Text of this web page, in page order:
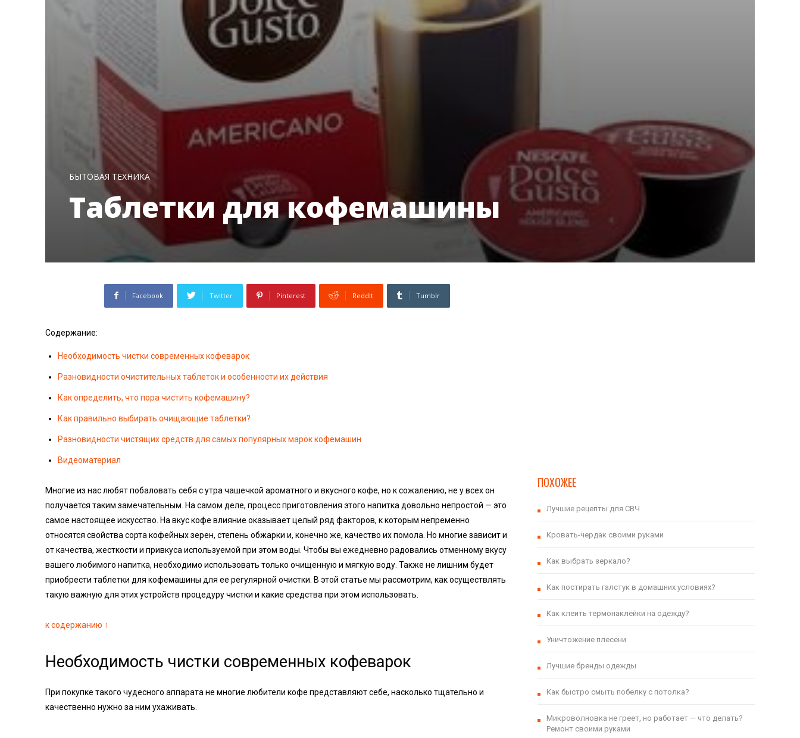
БЫТОВАЯ ТЕХНИКА
Таблетки для кофемашины
Facebook Twitter Pinterest ReddIt Tumblr
Содержание:
Необходимость чистки современных кофеварок
Разновидности очистительных таблеток и особенности их действия
Как определить, что пора чистить кофемашину?
Как правильно выбирать очищающие таблетки?
Разновидности чистящих средств для самых популярных марок кофемашин
Видеоматериал
Многие из нас любят побаловать себя с утра чашечкой ароматного и вкусного кофе, но к сожалению, не у всех он
получается таким замечательным. На самом деле, процесс приготовления этого напитка довольно непростой — это
самое настоящее искусство. На вкус кофе влияние оказывает целый ряд факторов, к которым непременно
относятся свойства сорта кофейных зерен, степень обжарки и, конечно же, качество их помола. Но многие зависит и
от качества, жесткости и привкуса используемой при этом воды. Чтобы вы ежедневно радовались отменному вкусу
вашего любимого напитка, необходимо использовать только очищенную и мягкую воду. Также не лишним будет
приобрести таблетки для кофемашины для ее регулярной очистки. В этой статье мы рассмотрим, как осуществлять
такую важную для этих устройств процедуру чистки и какие средства при этом использовать.
к содержанию ↑
Необходимость чистки современных кофеварок
При покупке такого чудесного аппарата не многие любители кофе представляют себе, насколько тщательно и
качественно нужно за ним ухаживать.
ПОХОЖЕЕ
Лучшие рецепты для СВЧ
Кровать-чердак своими руками
Как выбрать зеркало?
Как постирать галстук в домашних условиях?
Как клеить термонаклейки на одежду?
Уничтожение плесени
Лучшие бренды одежды
Как быстро смыть побелку с потолка?
Микроволновка не греет, но работает — что делать?
Ремонт своими руками